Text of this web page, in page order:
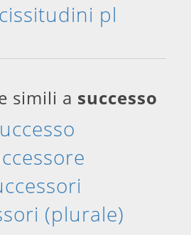
pl
simili a successo
(plurale)